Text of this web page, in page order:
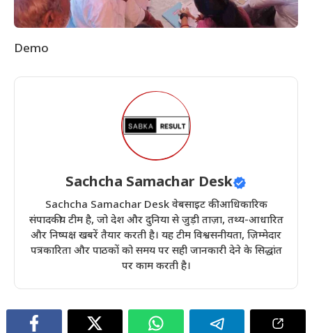
Demo
Sachcha Samachar Desk
Sachcha Samachar Desk वेबसाइट की आधिकारिक
संपादकीय टीम है, जो देश और दुनिया से जुड़ी ताज़ा, तथ्य-आधारित
और निष्पक्ष खबरें तैयार करती है। यह टीम विश्वसनीयता, ज़िम्मेदार
पत्रकारिता और पाठकों को समय पर सही जानकारी देने के सिद्धांत
पर काम करती है।